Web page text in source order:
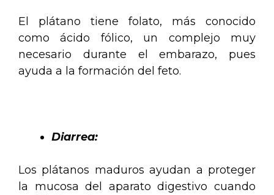
El plátano tiene folato, más conocido
como ácido fólico, un complejo muy
necesario durante el embarazo, pues
ayuda a la formación del feto.
Diarrea:
Los plátanos maduros ayudan a proteger
la mucosa del aparato digestivo cuando